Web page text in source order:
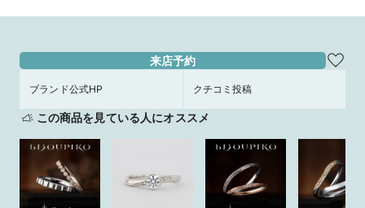
来店予約
ブランド公式HP クチコミ投稿
この商品を見ている人にオススメ